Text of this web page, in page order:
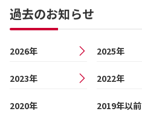
オフィシャルサイト
過去のお知らせ
2026年 2025年
2023年 2022年
2020年 2019年以前